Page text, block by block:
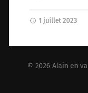
1 juillet 2023
© 2026 Alain en